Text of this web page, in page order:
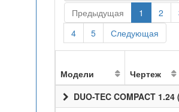
Предыдущая 1 2
4
5 Следующая
Модели Чертеж
DUO-TEC COMPACT 1.24